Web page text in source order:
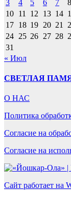
3
4 5 6 7 8
10 11 12 13 14
17 18 19 20 21
24 25 26 27 28
31
« Июл
СВЕТЛАЯ
О НАС
Политика
Согласие на
Согласие на
Сайт работает на